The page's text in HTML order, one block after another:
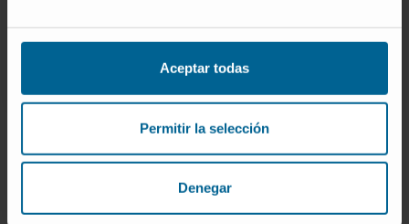
Aceptar todas
Permitir la selección
Denegar